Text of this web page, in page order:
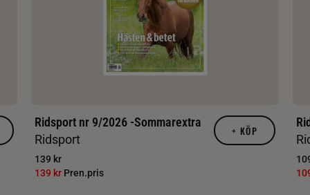
Ridsport nr 9/2026 -Sommarextra
Ridsport
139 kr
139 kr Pren.pris
+ KÖP